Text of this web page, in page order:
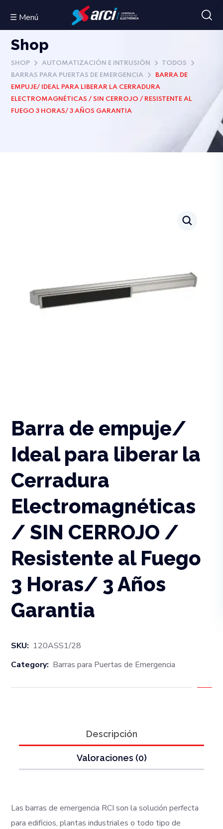
☰ Menú
Shop
SHOP AUTOMATIZACIÓN E INTRUSIÓN
TODOS
BARRAS PARA PUERTAS DE EMERGENCIA
BARRA DE
EMPUJE/ IDEAL PARA LIBERAR LA CERRADURA
ELECTROMAGNÉTICAS / SIN CERROJO / RESISTENTE AL
FUEGO 3 HORAS/ 3 AÑOS GARANTIA
Barra de empuje/
Ideal para liberar la
Cerradura
Electromagnéticas
/ SIN CERROJO /
Resistente al Fuego
3 Horas/ 3 Años
Garantia
SKU: 120ASS1/28
Category: Barras para Puertas de Emergencia
Descripción
Valoraciones (0)
Las barras de emergencia RCI son la solución perfecta
para edificios, plantas industriales o todo tipo de